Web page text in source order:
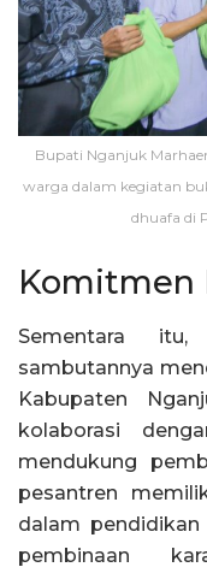
Bupati Nganjuk
warga dalam kegiatan
dhuafa di
Komitmen
Sementara
sambutannya
Kabupaten
kolaborasi
mendukung
pesantren
dalam
pembinaan